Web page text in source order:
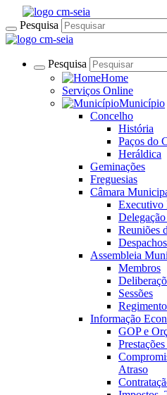
Pesquisa
Pesquisa
Home
Serviços Online
Município
Concelho
História
Paços do
Heráldica
Geminações
Freguesias
Câmara
Executivo
Reuniões
Despachos
Assembleia
Membros
Sessões
Regimento
Informação
GOP e
Atraso